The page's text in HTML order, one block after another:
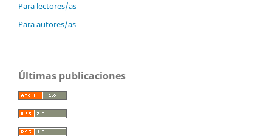
Para lectores/as
Para autores/as
Últimas publicaciones